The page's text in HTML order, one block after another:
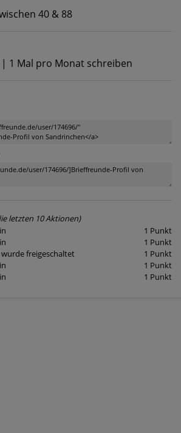
40 & 88
1 Mal pro Monat schreiben
letzten 10 Aktionen)
1 Punkt
1 Punkt
wurde freigeschaltet
1 Punkt
1 Punkt
1 Punkt